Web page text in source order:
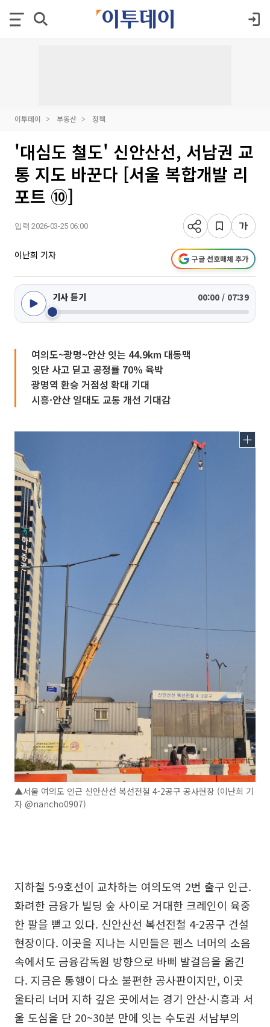
이투데이 부동산 정책
'대심도 철도' 신안산선, 서남권 교
통 지도 바꾼다 [서울 복합개발 리
포트 ⑩]
입력 2026-03-25 06:00
이난희 기자 구글 선호매체 추가
기사 듣기 00:00 / 07:39
여의도~광명~안산 잇는 44.9km 대동맥
잇단 사고 딛고 공정률 70% 육박
광명역 환승 거점성 확대 기대
시흥·안산 일대도 교통 개선 기대감
▲서울 여의도 인근 신안산선 복선전철 4-2공구 공사현장 (이난희 기
자 @nancho0907)
지하철 5·9호선이 교차하는 여의도역 2번 출구 인근.
화려한 금융가 빌딩 숲 사이로 거대한 크레인이 육중
한 팔을 뻗고 있다. 신안산선 복선전철 4-2공구 건설
현장이다. 이곳을 지나는 시민들은 펜스 너머의 소음
속에서도 금융감독원 방향으로 바삐 발걸음을 옮긴
다. 지금은 통행이 다소 불편한 공사판이지만, 이곳
울타리 너머 지하 깊은 곳에서는 경기 안산·시흥과 서
울 도심을 단 20~30분 만에 잇는 수도권 서남부의